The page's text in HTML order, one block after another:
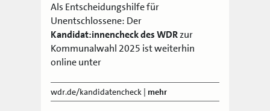
Als Entscheidungshilfe für
Unentschlossene: Der
Kandidat:innencheck des WDRzur
Kommunalwahl 2025 ist weiterhin
online unter
wdr.de/kandidatencheck | mehr